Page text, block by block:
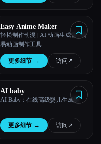
Easy Anime Maker
轻松制作动漫 | AI 动画生成器 | 简
易动画制作工具
更多细节 → 访问 ↗︎
AI baby
AI Baby：在线高级婴儿生成器
更多细节 → 访问 ↗︎